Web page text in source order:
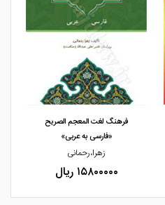
مشاهده و خرید
فرهنگ لغت المعجم الصریح
«فارسی به عربی»
زهرا،رحمانی
۱۵۸۰۰۰۰۰ ریال